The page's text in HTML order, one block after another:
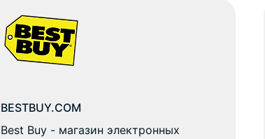
BESTBUY.COM
Best Buy - магазин электронных